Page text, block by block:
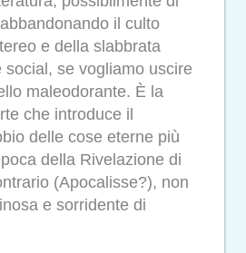
il culto
e della slabbrata
social, se vogliamo uscire
maleodorante. È la
che introduce il
delle cose eterne più
della Rivelazione di
(Apocalisse?), non
e sorridente di